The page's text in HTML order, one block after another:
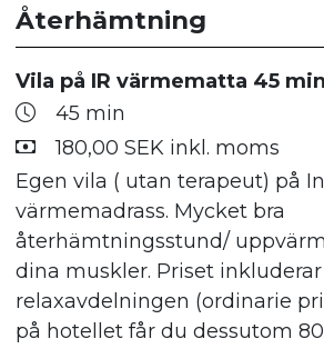
Återhämtning
45 min
180,00 SEK inkl. moms
Egen vila ( utan terapeut) på
värmemadrass. Mycket bra
återhämtningsstund/
dina muskler. Priset
relaxavdelningen (ordinarie
på hotellet får du dessutom